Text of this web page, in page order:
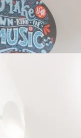
3 pokój 1